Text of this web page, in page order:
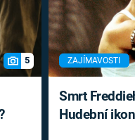
5 ZAJÍMAVOSTI
Smrt
Hudební